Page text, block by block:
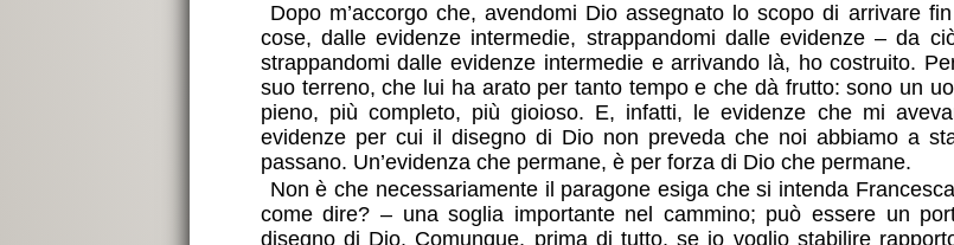
Dopo m’accorgo che, avendomi Dio assegnato lo scopo di arrivare
cose, dalle evidenze intermedie, strappandomi dalle evidenze – da
strappandomi dalle evidenze intermedie e arrivando là, ho costruito.
suo terreno, che lui ha arato per tanto tempo e che dà frutto: sono un
pieno, più completo, più gioioso. E, infatti, le evidenze che mi
evidenze per cui il disegno di Dio non preveda che noi abbiamo a
passano. Un’evidenza che permane, è per forza di Dio che permane.
Non è che necessariamente il paragone esiga che si intenda
come dire? – una soglia importante nel cammino; può essere un
disegno di Dio. Comunque, prima di tutto, se io voglio stabilire